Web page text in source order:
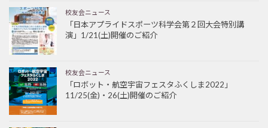
校友会ニュース
「日本アプライドスポーツ科学会第２回大会特別講
演」1/21(土)開催のご紹介
校友会ニュース
「ロボット・航空宇宙フェスタふくしま2022」
11/25(金)・26(土)開催のご紹介